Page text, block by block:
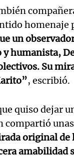
homenaje
un
humanista,
Su
, escribió.
quiso dejar
compartió
original de
amabilidad